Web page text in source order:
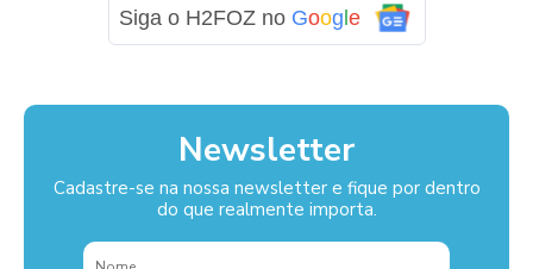
Siga o H2FOZ no Google
Newsletter
Cadastre-se na nossa newsletter e fique por dentro
do que realmente importa.